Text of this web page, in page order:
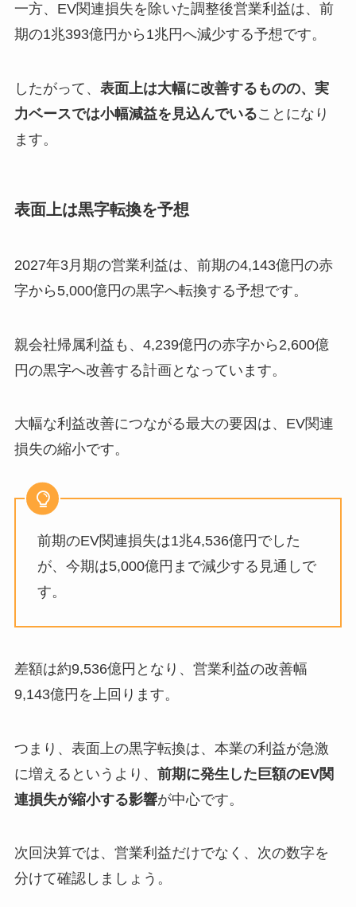
一方、EV関連損失を除いた調整後営業利益は、前
期の1兆393億円から1兆円へ減少する予想です。
したがって、 表面上は大幅に改善するものの、実
力ベースでは小幅減益を見込んでいることになり
ます。
表面上は黒字転換を予想
2027年3月期の営業利益は、前期の4,143億円の赤
字から5,000億円の黒字へ転換する予想です。
親会社帰属利益も、4,239億円の赤字から2,600億
円の黒字へ改善する計画となっています。
大幅な利益改善につながる最大の要因は、EV関連
損失の縮小です。
前期のEV関連損失は1兆4,536億円でした
が、今期は5,000億円まで減少する見通しで
す。
差額は約9,536億円となり、営業利益の改善幅
9,143億円を上回ります。
つまり、表面上の黒字転換は、本業の利益が急激
に増えるというより、 前期に発生した巨額のEV関
連損失が縮小する影響が中心です。
次回決算では、営業利益だけでなく、次の数字を
分けて確認しましょう。